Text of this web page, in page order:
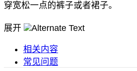
穿宽松一点的裤子或者裙子。
展开
相关内容
常见问题